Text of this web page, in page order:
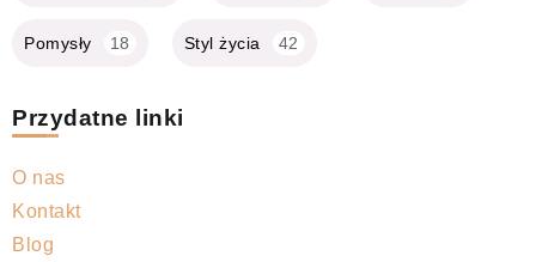
Pomysły 18 Styl życia 42
Przydatne linki
O nas
Kontakt
Blog